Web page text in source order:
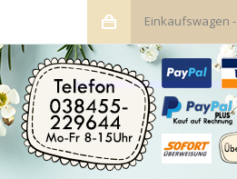
Einkaufswagen -